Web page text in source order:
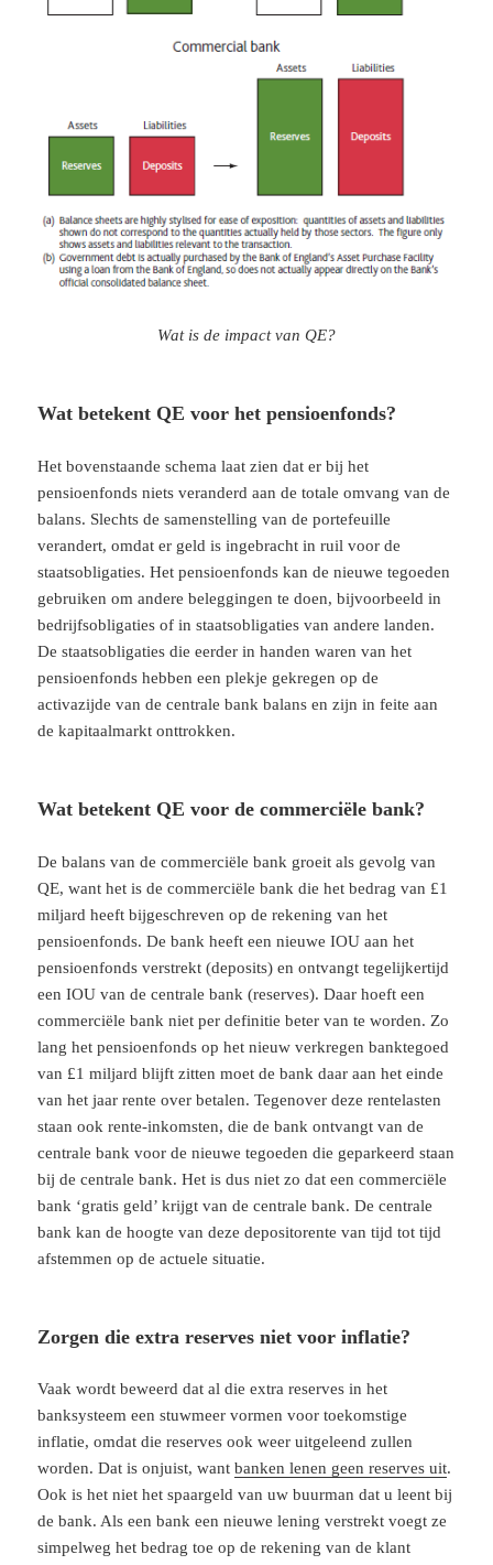
Wat is de impact van QE?
Wat betekent QE voor het pensioenfonds?
Het bovenstaande schema laat zien dat er bij het
pensioenfonds niets veranderd aan de totale omvang van de
balans. Slechts de samenstelling van de portefeuille
verandert, omdat er geld is ingebracht in ruil voor de
staatsobligaties. Het pensioenfonds kan de nieuwe tegoeden
gebruiken om andere beleggingen te doen, bijvoorbeeld in
bedrijfsobligaties of in staatsobligaties van andere landen.
De staatsobligaties die eerder in handen waren van het
pensioenfonds hebben een plekje gekregen op de
activazijde van de centrale bank balans en zijn in feite aan
de kapitaalmarkt onttrokken.
Wat betekent QE voor de commerciële bank?
De balans van de commerciële bank groeit als gevolg van
QE, want het is de commerciële bank die het bedrag van £1
miljard heeft bijgeschreven op de rekening van het
pensioenfonds. De bank heeft een nieuwe IOU aan het
pensioenfonds verstrekt (deposits) en ontvangt tegelijkertijd
een IOU van de centrale bank (reserves). Daar hoeft een
commerciële bank niet per definitie beter van te worden. Zo
lang het pensioenfonds op het nieuw verkregen banktegoed
van £1 miljard blijft zitten moet de bank daar aan het einde
van het jaar rente over betalen. Tegenover deze rentelasten
staan ook rente-inkomsten, die de bank ontvangt van de
centrale bank voor de nieuwe tegoeden die geparkeerd staan
bij de centrale bank. Het is dus niet zo dat een commerciële
bank ‘gratis geld’ krijgt van de centrale bank. De centrale
bank kan de hoogte van deze depositorente van tijd tot tijd
afstemmen op de actuele situatie.
Zorgen die extra reserves niet voor inflatie?
Vaak wordt beweerd dat al die extra reserves in het
banksysteem een stuwmeer vormen voor toekomstige
inflatie, omdat die reserves ook weer uitgeleend zullen
worden. Dat is onjuist, wantbanken lenen geen reserves uit.
Ook is het niet het spaargeld van uw buurman dat u leent bij
de bank. Als een bank een nieuwe lening verstrekt voegt ze
simpelweg het bedrag toe op de rekening van de klant